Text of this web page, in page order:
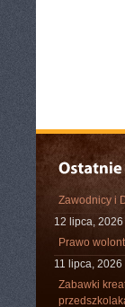
Zawodnicy i
12 lipca, 2026
Prawo
11 lipca, 2026
Zabawki